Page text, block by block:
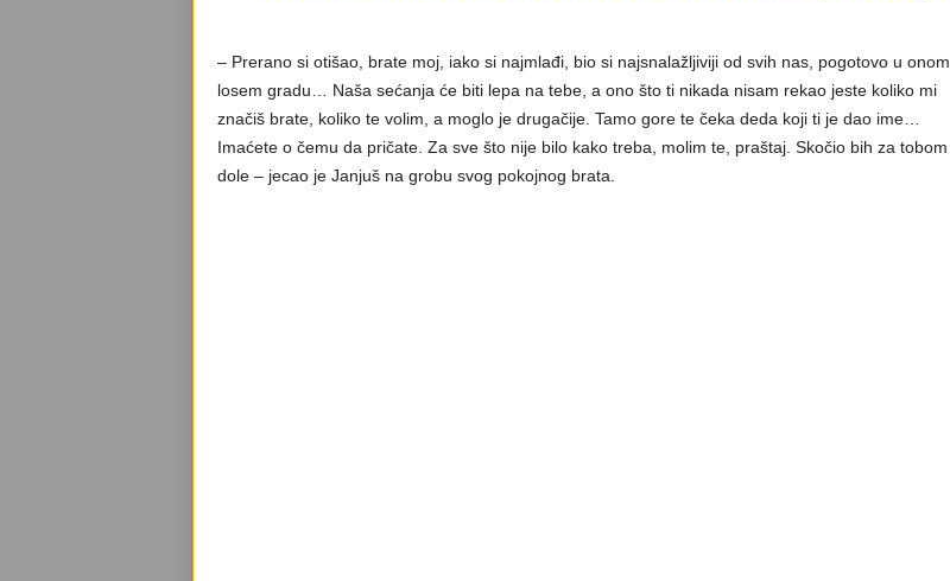
– Prerano si otišao, brate moj, iako si najmlađi, bio si najsnalažljiviji od svih nas, pogotovo u onom
losem gradu… Naša sećanja će biti lepa na tebe, a ono što ti nikada nisam rekao jeste koliko mi
značiš brate, koliko te volim, a moglo je drugačije. Tamo gore te čeka deda koji ti je dao ime…
Imaćete o čemu da pričate. Za sve što nije bilo kako treba, molim te, praštaj. Skočio bih za tobom
dole – jecao je Janjuš na grobu svog pokojnog brata.